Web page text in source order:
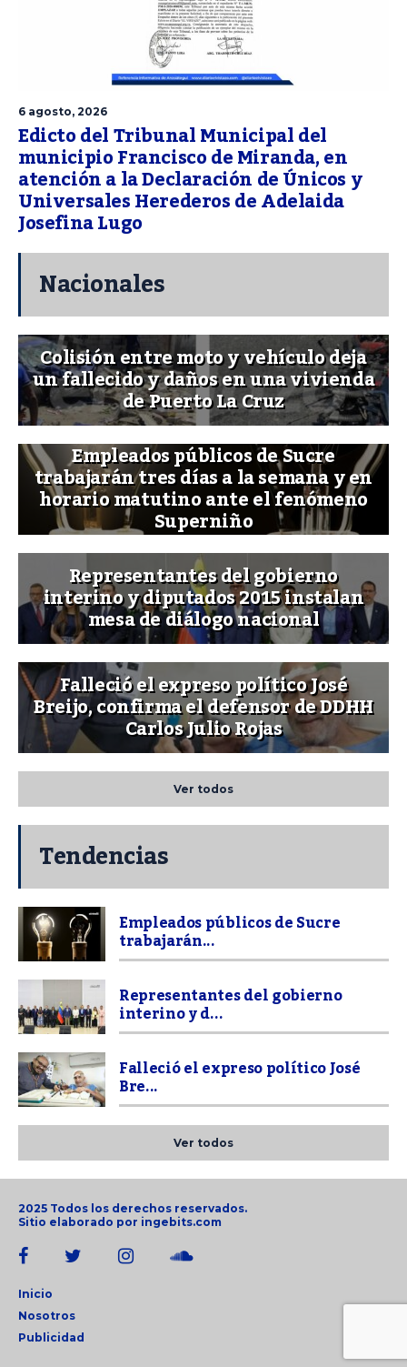
6 agosto, 2026
Edicto del Tribunal Municipal del
municipio Francisco de Miranda, en
atención a la Declaración de Únicos y
Universales Herederos de Adelaida
Josefina Lugo
Nacionales
Colisión entre moto y vehículo deja
un fallecido y daños en una vivienda
de Puerto La Cruz
Empleados públicos de Sucre
trabajarán tres días a la semana y en
horario matutino ante el fenómeno
Superniño
Representantes del gobierno
interino y diputados 2015 instalan
mesa de diálogo nacional
Falleció el expreso político José
Breijo, confirma el defensor de DDHH
Carlos Julio Rojas
Ver todos
Tendencias
Empleados públicos de Sucre
trabajarán...
Representantes del gobierno
interino y d...
Falleció el expreso político José
Bre...
Ver todos
2025 Todos los derechos reservados.
Sitio elaborado por ingebits.com
Inicio
Nosotros
Publicidad